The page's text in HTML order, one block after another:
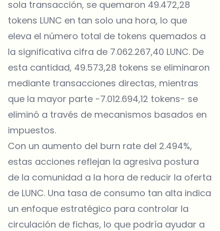
sola transacción, se quemaron 49.472,28
tokens LUNC en tan solo una hora, lo que
eleva el número total de tokens quemados a
la significativa cifra de 7.062.267,40 LUNC. De
esta cantidad, 49.573,28 tokens se eliminaron
mediante transacciones directas, mientras
que la mayor parte -7.012.694,12 tokens- se
eliminó a través de mecanismos basados en
impuestos.
Con un aumento del burn rate del 2.494%,
estas acciones reflejan la agresiva postura
de la comunidad a la hora de reducir la oferta
de LUNC. Una tasa de consumo tan alta indica
un enfoque estratégico para controlar la
circulación de fichas, lo que podría ayudar a